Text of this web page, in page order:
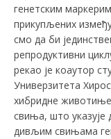
генетским
прикупљених
смо да би
репродуктивни
рекао је коаутор
Универзитета
хибридне
свиња, што
дивљим свињама